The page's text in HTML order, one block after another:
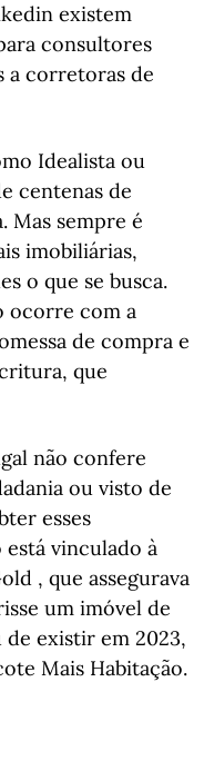
existem
consultores
a corretoras de
Idealista ou
centenas de
Mas sempre é
imobiliárias,
o que se busca.
ocorre com a
de compra e
que
não confere
ou visto de
esses
vinculado à
, que assegurava
um imóvel de
existir em 2023,
Mais Habitação.